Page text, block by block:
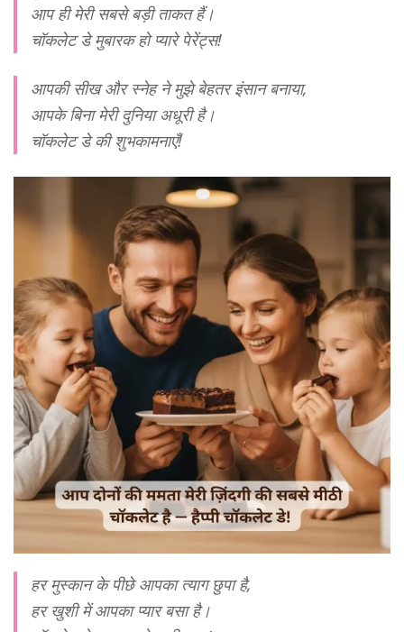
आप ही मेरी सबसे बड़ी ताकत हैं।
चॉकलेट डे मुबारक हो प्यारे पेरेंट्स!
आपकी सीख और स्नेह ने मुझे बेहतर इंसान बनाया,
आपके बिना मेरी दुनिया अधूरी है।
चॉकलेट डे की शुभकामनाएँ!
हर मुस्कान के पीछे आपका त्याग छुपा है,
हर खुशी में आपका प्यार बसा है।